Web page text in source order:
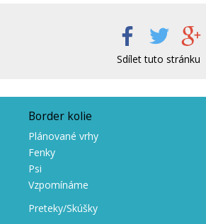
Sdílet tuto stránku
Border kolie
Plánované vrhy
Fenky
Psi
Vzpomínáme
Preteky/Skúšky